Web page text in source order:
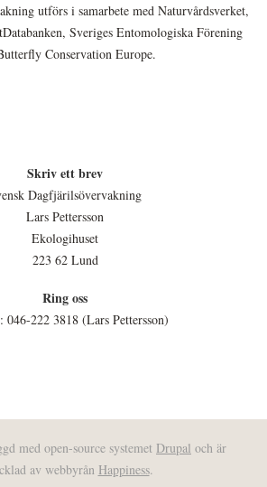
utförs i samarbete med Naturvårdsverket,
Sveriges Entomologiska Förening
Conservation Europe.
Skriv ett brev
Dagfjärilsövervakning
Lars Pettersson
Ekologihuset
223 62 Lund
Ring oss
046-222 3818 (Lars Pettersson)
med open-source systemet Drupal och är
av webbyrån Happiness.